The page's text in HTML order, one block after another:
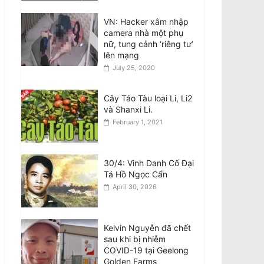
Teens involved in fatal
attack on Van Viet
Truong freed on bail
August 8, 2026
đâm nhau ở Sydney
August 8, 2026
gốc Việt ở Fitzroy
North
August 7, 2026
VN: Hacker xâm nhập
camera nhà một phụ
nữ, tung cảnh ‘riêng tư’
lên mạng
July 25, 2020
Cây Táo Tàu loại Li, Li2
và Shanxi Li.
February 1, 2021
30/4: Vinh Danh Cố Đại
Tá Hồ Ngọc Cẩn
April 30, 2026
Kelvin Nguyễn đã chết
sau khi bị nhiễm
COVID-19 tại Geelong
Golden Farms